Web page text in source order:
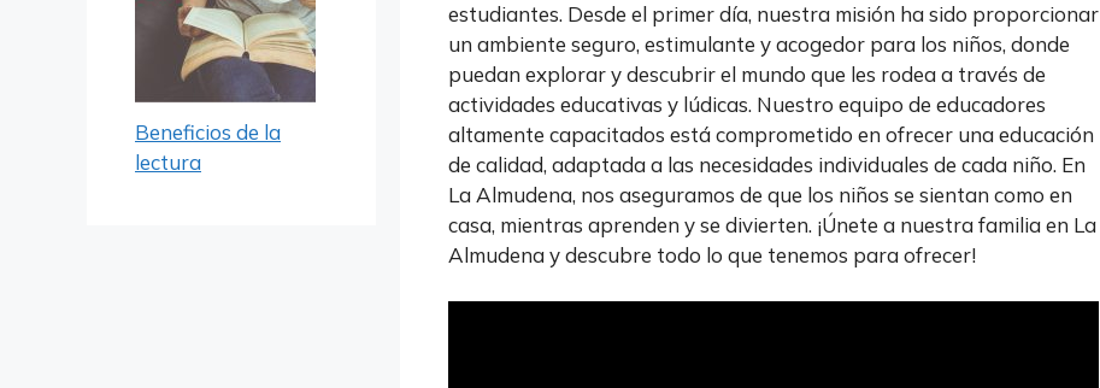
estudiantes. Desde el primer día, nuestra misión ha sido proporcionar
un ambiente seguro, estimulante y acogedor para los niños, donde
puedan explorar y descubrir el mundo que les rodea a través de
actividades educativas y lúdicas. Nuestro equipo de educadores
altamente capacitados está comprometido en ofrecer una educación
de calidad, adaptada a las necesidades individuales de cada niño. En
La Almudena, nos aseguramos de que los niños se sientan como en
casa, mientras aprenden y se divierten. ¡Únete a nuestra familia en La
Almudena y descubre todo lo que tenemos para ofrecer!
Beneficios de la
lectura